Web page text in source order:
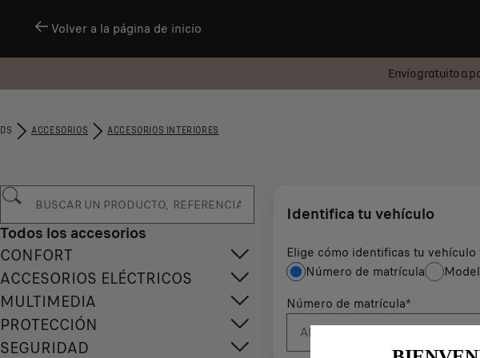
Volver a la página de inicio
Envío gratuito a
DS ACCESORIOS ACCESORIOS INTERIORES
Todos los accesorios
CONFORT
ACCESORIOS ELÉCTRICOS
MULTIMEDIA
PROTECCIÓN
SEGURIDAD
Identifica tu vehículo
Elige cómo identificas tu
Número de matrícula
Número de matrícula*